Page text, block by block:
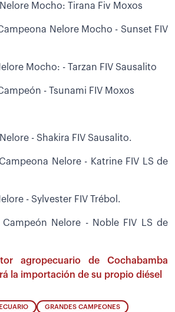
Mocho: Tirana Fiv Moxos
Nelore Mocho - Sunset FIV
Mocho: - Tarzan FIV Sausalito
- Tsunami FIV Moxos
- Shakira FIV Sausalito.
Nelore - Katrine FIV LS de
- Sylvester FIV Trébol.
Campeón Nelore - Noble FIV LS de
agropecuario de Cochabamba
la importación de su propio diésel
GRANDES CAMPEONES